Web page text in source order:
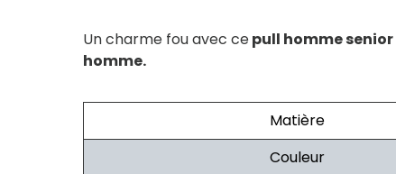
Un charme fou avec cepull homme senior
homme.
Matière
Couleur